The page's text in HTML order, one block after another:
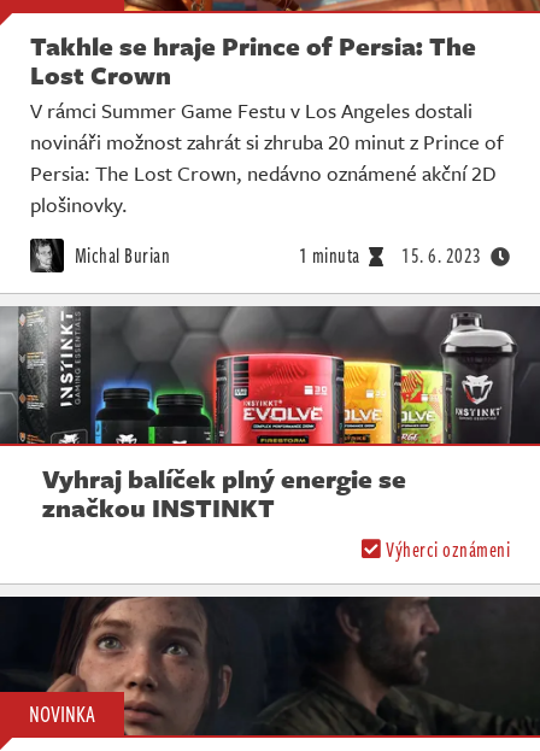
Takhle se hraje Prince of Persia: The
Lost Crown
V rámci Summer Game Festu v Los Angeles dostali
novináři možnost zahrát si zhruba 20 minut z Prince of
Persia: The Lost Crown, nedávno oznámené akční 2D
plošinovky.
Michal Burian 1 minuta 15. 6. 2023
Vyhraj balíček plný energie se
značkou INSTINKT
Výherci oznámeni
NOVINKA